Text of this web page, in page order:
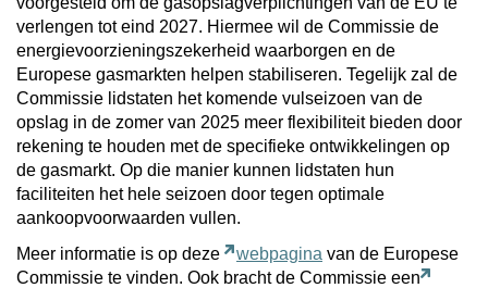
verlengen tot eind 2027. Hiermee wil de Commissie de
energievoorzieningszekerheid waarborgen en de
Europese gasmarkten helpen stabiliseren. Tegelijk zal de
Commissie lidstaten het komende vulseizoen van de
opslag in de zomer van 2025 meer flexibiliteit bieden door
rekening te houden met de specifieke ontwikkelingen op
de gasmarkt. Op die manier kunnen lidstaten hun
faciliteiten het hele seizoen door tegen optimale
aankoopvoorwaarden vullen.
Meer informatie is op deze
webpagina van de Europese
Commissie te vinden. Ook bracht de Commissie een